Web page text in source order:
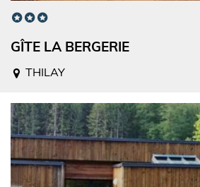
GÎTE LA BERGERIE
THILAY